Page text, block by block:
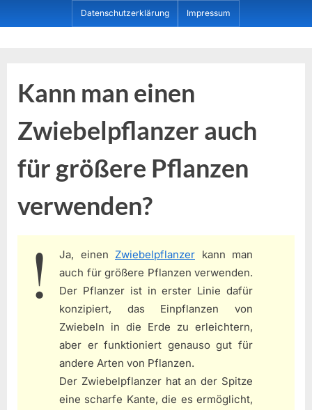
to
Datenschutzerklärung Impressum
Kann man einen
Zwiebelpflanzer auch
für größere Pflanzen
verwenden?
Ja, einen Zwiebelpflanzer kann man
auch für größere Pflanzen verwenden.
Der Pflanzer ist in erster Linie dafür
konzipiert, das Einpflanzen von
Zwiebeln in die Erde zu erleichtern,
aber er funktioniert genauso gut für
andere Arten von Pflanzen.
Der Zwiebelpflanzer hat an der Spitze
eine scharfe Kante, die es ermöglicht,